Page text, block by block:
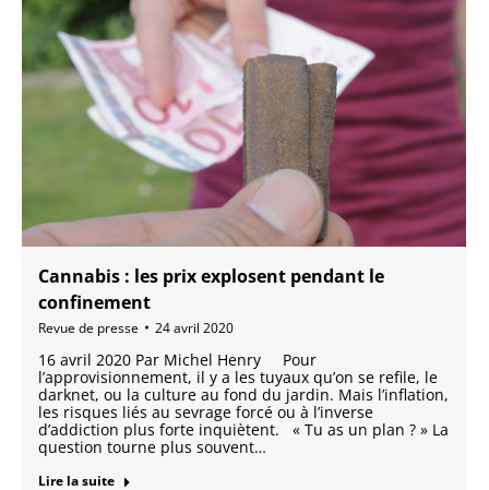
Cannabis : les prix explosent pendant le
confinement
Revue de presse 24 avril 2020
16 avril 2020 Par Michel Henry Pour
l’approvisionnement, il y a les tuyaux qu’on se refile, le
darknet, ou la culture au fond du jardin. Mais l’inflation,
les risques liés au sevrage forcé ou à l’inverse
d’addiction plus forte inquiètent. « Tu as un plan ? » La
question tourne plus souvent…
Lire la suite